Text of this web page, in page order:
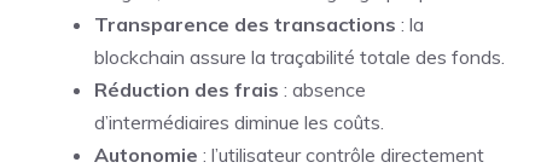
Transparence des transactions : la
blockchain assure la traçabilité totale des fonds.
Réduction des frais : absence
d’intermédiaires diminue les coûts.
Autonomie : l’utilisateur contrôle directement